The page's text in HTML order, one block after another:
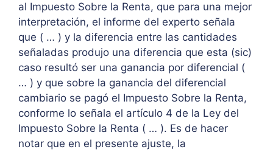
al Impuesto Sobre la Renta, que para una mejor
interpretación, el informe del experto señala
que ( … ) y la diferencia entre las cantidades
señaladas produjo una diferencia que esta (sic)
caso resultó ser una ganancia por diferencial (
… ) y que sobre la ganancia del diferencial
cambiario se pagó el Impuesto Sobre la Renta,
conforme lo señala el artículo 4 de la Ley del
Impuesto Sobre la Renta ( … ). Es de hacer
notar que en el presente ajuste, la